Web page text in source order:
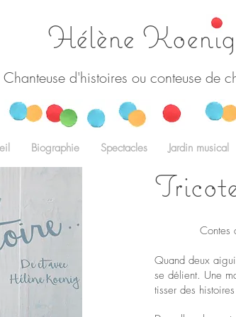
Hélène Koenig
Chanteuse d'histoires ou conteuse de
Biographie Spectacles Jardin musical
Contes
Quand deux
se délient. Une
tisser des